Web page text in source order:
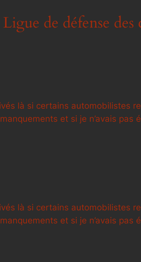
Ligue de défense
là si certains automobilistes
et si je n’avais
là si certains automobilistes
et si je n’avais